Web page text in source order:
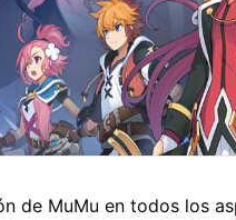
de MuMu en todos los